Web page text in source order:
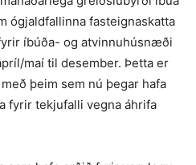
ógjaldfallinna fasteignaskatta
íbúða- og atvinnuhúsnæði
maí til desember. Þetta er
þeim sem nú þegar hafa
fyrir tekjufalli vegna áhrifa